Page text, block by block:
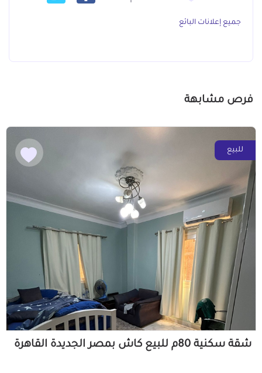
جميع إعلانات البائع
فرص مشابهة
للبيع
شقة سكنية 80م للبيع كاش بمصر الجديدة القاهرة